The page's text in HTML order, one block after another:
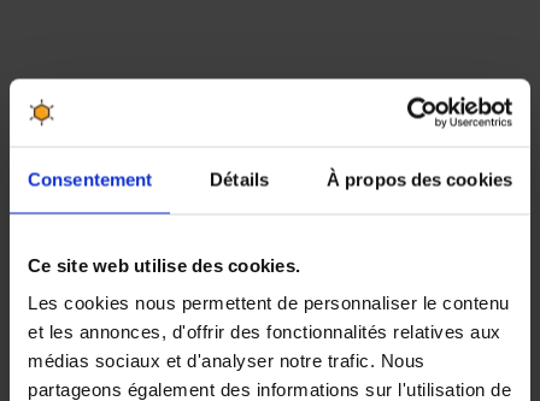
Consentement Détails À propos des cookies
Ce site web utilise des cookies.
Les cookies nous permettent de personnaliser le contenu
et les annonces, d'offrir des fonctionnalités relatives aux
médias sociaux et d'analyser notre trafic. Nous
partageons également des informations sur l'utilisation de
Miellerie
EXTRACTEUR À MIEL
Extracteur de miel manuel